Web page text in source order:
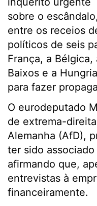
sobre o escândalo,
entre os receios
políticos de seis
França, a
Baixos e a
para fazer
O eurodeputado
de extrema-
Alemanha (AfD),
ter sido associado
afirmando que,
entrevistas à
financeiramente.